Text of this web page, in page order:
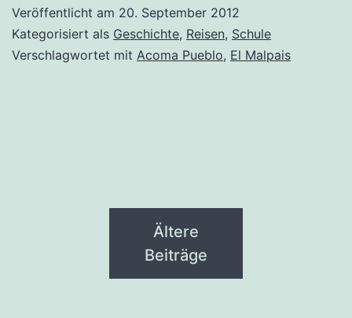
Veröffentlicht am 20. September 2012
Kategorisiert als Geschichte, Reisen, Schule
Verschlagwortet mit Acoma Pueblo, El Malpais
Ältere
Beiträge